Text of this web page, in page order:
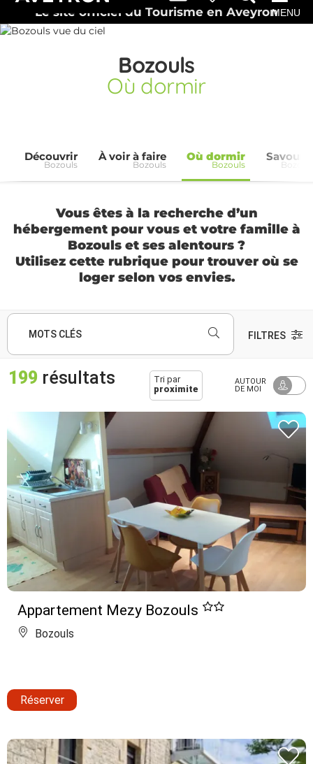
Le site officiel du Tourisme en AveyronMENU
Bozouls
Où dormir
Découvrir
Bozouls
À voir à faire
Bozouls
Où dormir
Bozouls
Vous êtes à la recherche d’un
hébergement pour vous et votre famille à
Bozouls et ses alentours ?
Utilisez cette rubrique pour trouver où se
loger selon vos envies.
MOTS CLÉS FILTRES
199 résultats
Tri par
proximite
AUTOUR
DE MOI
Appartement Mezy Bozouls
Bozouls
Réserver